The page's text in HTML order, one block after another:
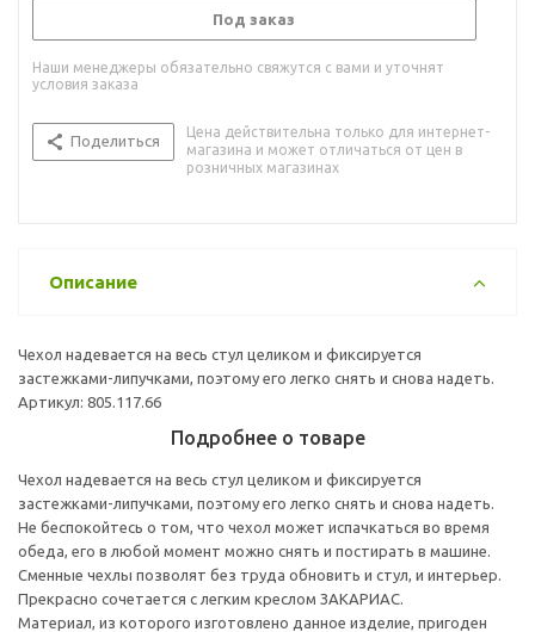
Под заказ
Наши менеджеры обязательно свяжутся с вами и уточнят
условия заказа
Поделиться
Цена действительна только для интернет-
магазина и может отличаться от цен в
розничных магазинах
Описание
Чехол надевается на весь стул целиком и фиксируется
застежками-липучками, поэтому его легко снять и снова надеть.
Артикул: 805.117.66
Подробнее о товаре
Чехол надевается на весь стул целиком и фиксируется
застежками-липучками, поэтому его легко снять и снова надеть.
Не беспокойтесь о том, что чехол может испачкаться во время
обеда, его в любой момент можно снять и постирать в машине.
Сменные чехлы позволят без труда обновить и стул, и интерьер.
Прекрасно сочетается с легким креслом ЗАКАРИАС.
Материал, из которого изготовлено данное изделие, пригоден